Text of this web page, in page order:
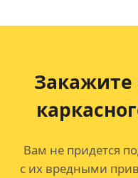
Закажите
Вам не придется
с их вредными